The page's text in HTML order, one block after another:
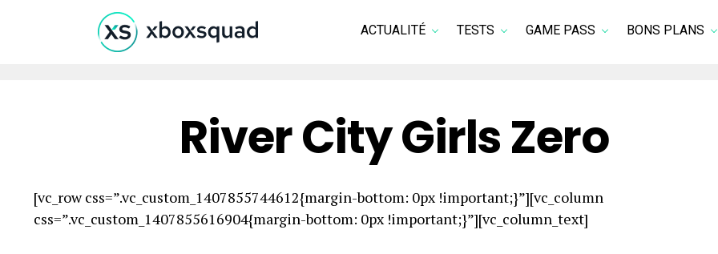
ACTUALITÉ TESTS GAME PASS BONS PLANS
River City Girls Zero
[vc_row css=”.vc_custom_1407855744612{margin-bottom: 0px !important;}”][vc_column
css=”.vc_custom_1407855616904{margin-bottom: 0px !important;}”][vc_column_text]